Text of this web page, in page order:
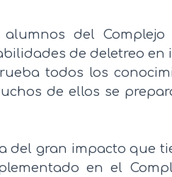
alumnos del
de deletreo en
todos los
de ellos se
del gran impacto que
en el